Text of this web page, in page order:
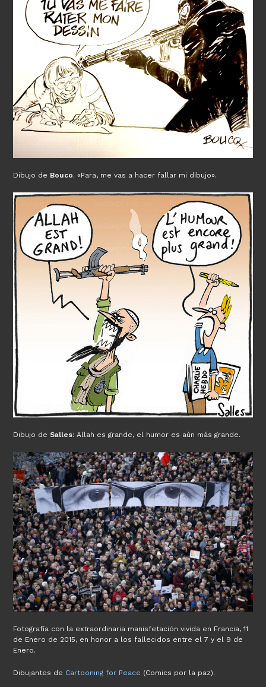
Dibujo de Bouco. «Para, me vas a hacer fallar mi dibujo».
Dibujo deSalles: Allah es grande, el humor es aún más grande.
Fotografía con la extraordinaria manisfetación vivida en Francia, 11
de Enero de 2015, en honor a los fallecidos entre el 7 y el 9 de
Enero.
Dibujantes de Cartooning for Peace (Comics por la paz).